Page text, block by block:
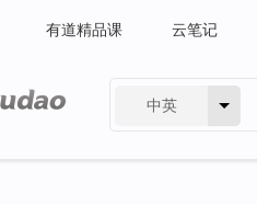
有道精品课 云笔记
中英